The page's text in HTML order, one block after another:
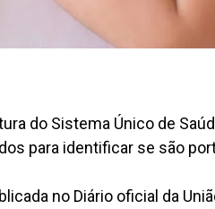
do Sistema Único de
para identificar se são
no Diário oficial da